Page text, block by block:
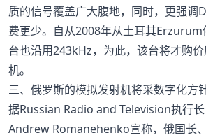
质的信号覆盖广大腹地，同时，更强调
费更少。自从2008年从土耳其
台也沿用243kHz，为此，该台将才购
机。
三、俄罗斯的模拟发射机将采数字化方
据Russian Radio and Television执行长
Andrew Romanehenko宣称，俄国长